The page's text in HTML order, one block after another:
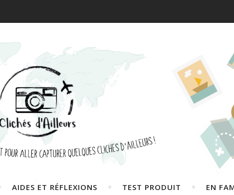
AIDES ET RÉFLEXIONS TEST PRODUIT EN